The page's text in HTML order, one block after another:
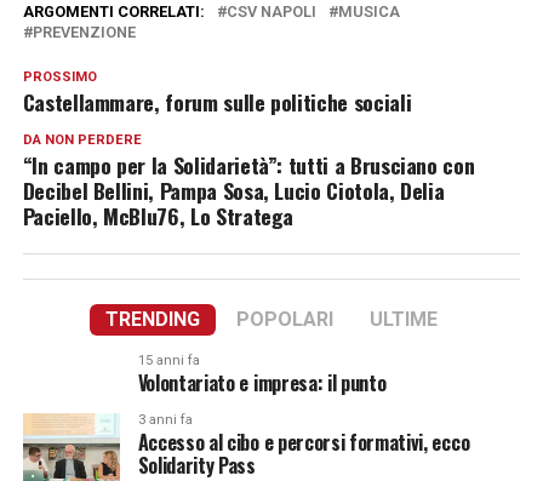
ARGOMENTI CORRELATI: CSV NAPOLI
MUSICA
PREVENZIONE
PROSSIMO
Castellammare, forum sulle politiche sociali
DA NON PERDERE
“In campo per la Solidarietà”: tutti a Brusciano con
Decibel Bellini, Pampa Sosa, Lucio Ciotola, Delia
Paciello, McBlu76, Lo Stratega
TRENDING POPOLARI ULTIME
15 anni fa
Volontariato e impresa: il punto
3 anni fa
Accesso al cibo e percorsi formativi, ecco
Solidarity Pass